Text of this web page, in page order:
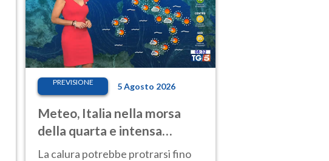
PREVISIONE 5 Agosto 2026
Meteo, Italia nella morsa
della quarta e intensa
ondata di caldo
La calura potrebbe protrarsi fino